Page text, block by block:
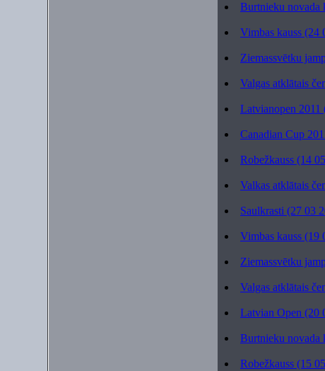
Burtnieku novada
Vimbas kauss (24
Ziemassvētku
Valgas atklātais
Latvianopen 2011
Canadian Cup
Robežkauss (14
Valkas atklātais
Saulkrasti (27 03
Vimbas kauss (19
Ziemassvētku
Valgas atklātais
Latvian Open (20
Burtnieku novada
Robežkauss (15